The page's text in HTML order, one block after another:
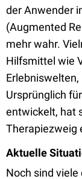
der Anwender
(Augmented
mehr wahr.
Hilfsmittel wie
Ursprünglich
entwickelt, hat
Therapiezweig
Aktuelle
Noch sind